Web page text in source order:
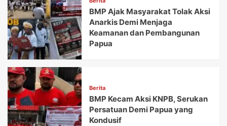
BMP Ajak Masyarakat Tolak Aksi
Anarkis Demi Menjaga
Keamanan dan Pembangunan
Papua
Berita
BMP Kecam Aksi KNPB, Serukan
Persatuan Demi Papua yang
Kondusif